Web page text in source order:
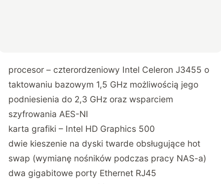
procesor – czterordzeniowy Intel Celeron J3455 o
taktowaniu bazowym 1,5 GHz możliwością jego
podniesienia do 2,3 GHz oraz wsparciem
szyfrowania AES-NI
karta grafiki – Intel HD Graphics 500
dwie kieszenie na dyski twarde obsługujące hot
swap (wymianę nośników podczas pracy NAS-a)
dwa gigabitowe porty Ethernet RJ45